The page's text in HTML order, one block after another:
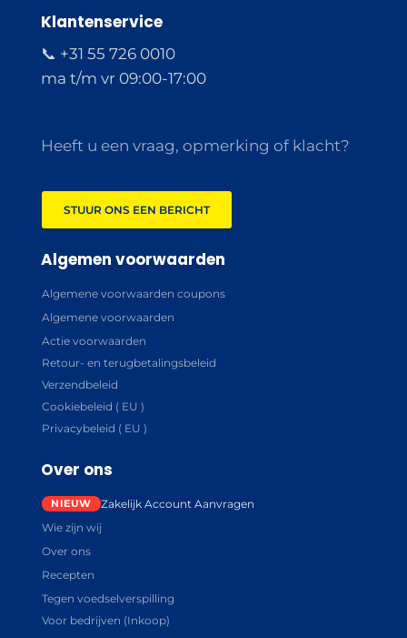
Klantenservice
📞 +31 55 726 0010
ma t/m vr 09:00-17:00
Heeft u een vraag, opmerking of klacht?
STUUR ONS EEN BERICHT
Algemen voorwaarden
Algemene voorwaarden coupons
Algemene voorwaarden
Actie voorwaarden
Retour- en terugbetalingsbeleid
Verzendbeleid
Cookiebeleid ( EU )
Privacybeleid ( EU )
Over ons
Zakelijk Account Aanvragen
Wie zijn wij
Over ons
Recepten
Tegen voedselverspilling
Voor bedrijven (Inkoop)